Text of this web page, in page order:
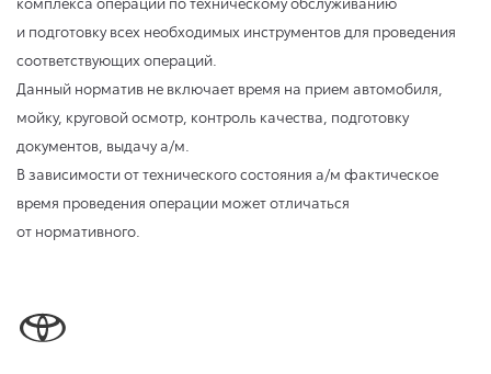
и подготовку всех необходимых инструментов для проведения
соответствующих операций.
Данный норматив не включает время на прием автомобиля,
мойку, круговой осмотр, контроль качества, подготовку
документов, выдачу а/м.
В зависимости от технического состояния а/м фактическое
время проведения операции может отличаться
от нормативного.